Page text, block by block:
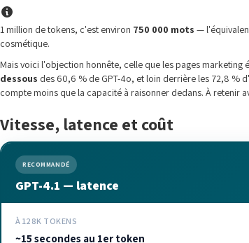
1 million de tokens, c'est environ 750 000 mots —
cosmétique.
Mais voici l'objection honnête, celle que les pages marketing
dessous des 60,6 % de GPT-4o, et loin derrière les 72,8 %
compte moins que la capacité à raisonner dedans. À retenir
Vitesse, latence et coût
RECOMMANDÉ
GPT-4.1 — latence
À 128K TOKENS
~15 secondes au 1er token